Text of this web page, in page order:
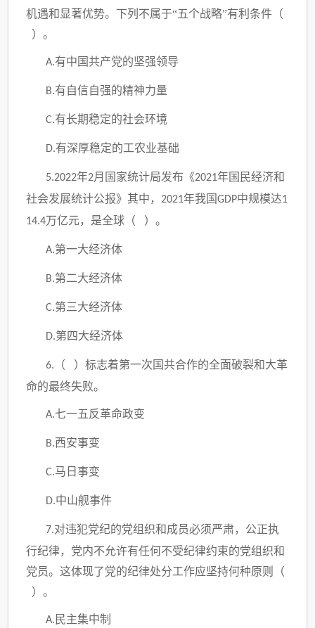
机遇和显著优势。下列不属于“五个战略”有利条件（
）。
A.有中国共产党的坚强领导
B.有自信自强的精神力量
C.有长期稳定的社会环境
D.有深厚稳定的工农业基础
5.2022年2月国家统计局发布《2021年国民经济和
社会发展统计公报》其中， 2021年我国GDP中规模达1
14.4万亿元，是全球（ ）。
A.第一大经济体
B.第二大经济体
C.第三大经济体
D.第四大经济体
6.
（ ）标志着第一次国共合作的全面破裂和大革
命的最终失败。
A.七一五反革命政变
B.西安事变
C.马日事变
D.中山舰事件
7.对违犯党纪的党组织和成员必须严肃，公正执
行纪律，党内不允许有任何不受纪律约束的党组织和
党员。这体现了党的纪律处分工作应坚持何种原则（
）。
A. 民主集中制